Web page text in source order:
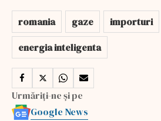
romania gaze importuri
energia inteligenta
Urmăriți-ne și pe
Google News